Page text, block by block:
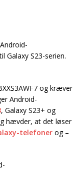
Galaxy S23-serien.
og kræver
Android-
, Galaxy S23+ og
hævder, at det løser
telefoner og –